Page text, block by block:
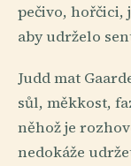
pečivo, hořčici,
aby udrželo
Judd mat
sůl, měkkost,
něhož je
nedokáže